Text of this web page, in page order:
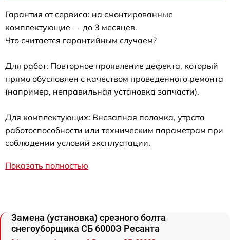
Гарантия от сервиса: на смонтированные
комплектующие — до 3 месяцев.
Что считается гарантийным случаем?
Для работ: Повторное проявление дефекта, который
прямо обусловлен с качеством проведенного ремонта
(например, неправильная установка запчасти).
Для комплектующих: Внезапная поломка, утрата
работоспособности или техническим параметрам при
соблюдении условий эксплуатации.
Показать полностью
Замена (установка) срезного болта
снегоуборщика СБ 6000Э Ресанта